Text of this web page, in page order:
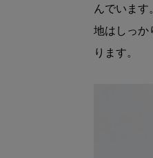
んでいま
地はしっか
ります。